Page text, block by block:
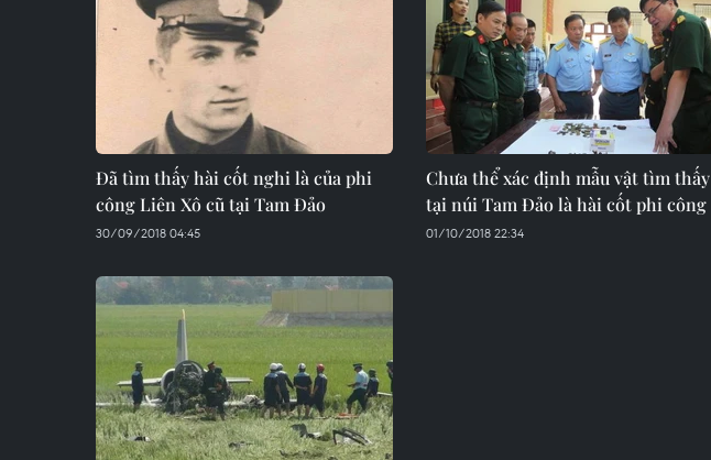
Đã tìm thấy hài cốt nghi là của phi
công Liên Xô cũ tại Tam Đảo
30/09/2018 04:45
Chưa thể xác định mẫu vật tìm thấy
tại núi Tam Đảo là hài cốt phi công
01/10/2018 22:34